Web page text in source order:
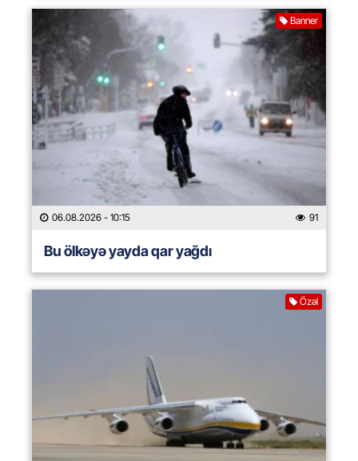
Banner
06.08.2026 - 10:15 91
Bu ölkəyə yayda qar yağdı
Özəl